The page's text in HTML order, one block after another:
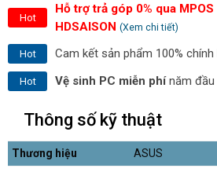
Hot
Hỗ trợ trả góp 0% qua
HDSAISON (Xem chi tiết)
Hot Cam kết sản phẩm 100% chính
Hot Vệ sinh PC miễn phínăm đầu
Thông số kỹ thuật
Thương hiệu ASUS